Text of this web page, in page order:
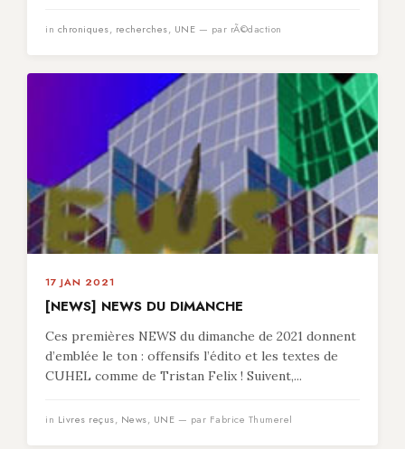
in chroniques, recherches, UNE — par rÃ©daction
17 JAN 2021
[NEWS] NEWS DU DIMANCHE
Ces premières NEWS du dimanche de 2021 donnent
d’emblée le ton : offensifs l’édito et les textes de
CUHEL comme de Tristan Felix ! Suivent,...
in Livres reçus, News, UNE — par Fabrice Thumerel